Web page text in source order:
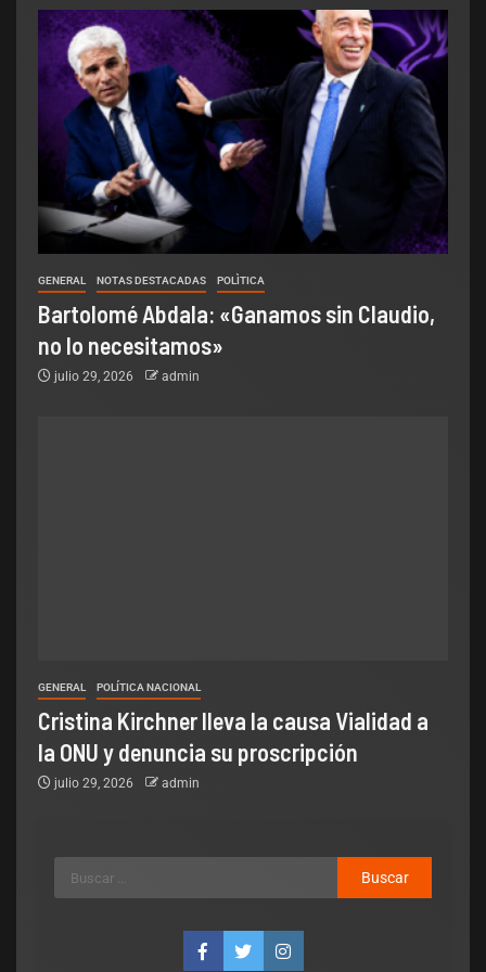
GENERAL NOTAS DESTACADAS POLÌTICA
Bartolomé Abdala: «Ganamos sin Claudio,
no lo necesitamos»
julio 29, 2026 admin
GENERAL POLÍTICA NACIONAL
Cristina Kirchner lleva la causa Vialidad a
la ONU y denuncia su proscripción
julio 29, 2026 admin